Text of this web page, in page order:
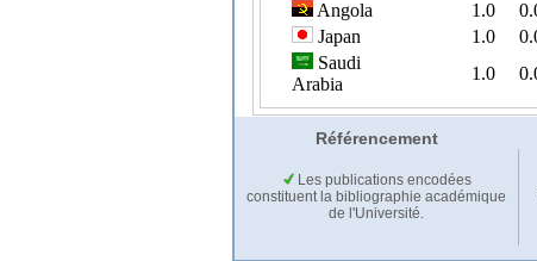
Référencement
Les publications encodées
constituent la bibliographie académique
de l'Université.